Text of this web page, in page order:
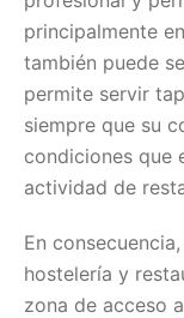
principalmente
también puede
permite servir
siempre que su
condiciones que
actividad de
En
hostelería y
zona de acceso